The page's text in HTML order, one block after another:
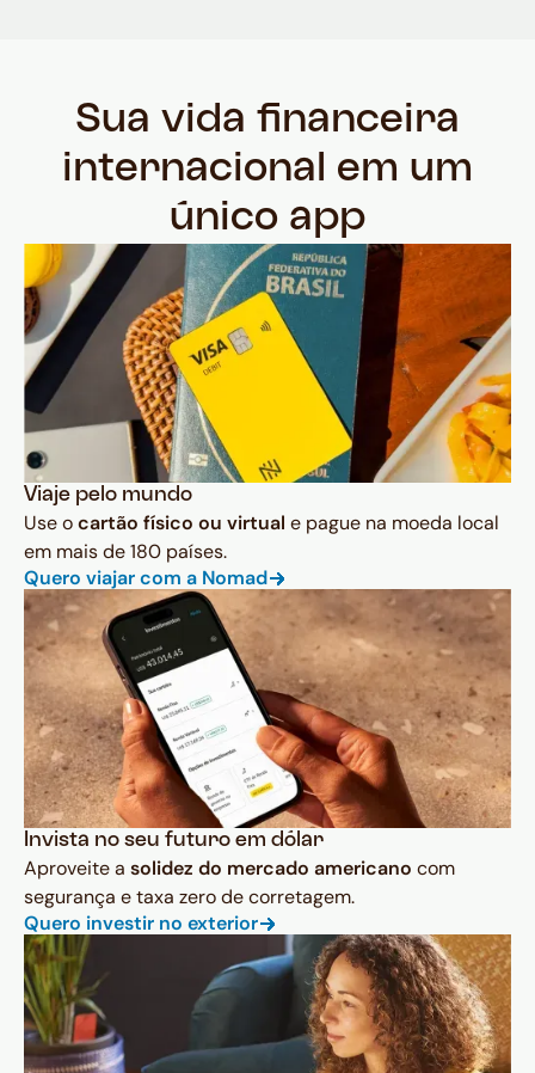
Sua vida financeira
internacional em um
único app
Viaje pelo mundo
Use ocartão físico ou virtual e pague na moeda local
em mais de 180 países.
Quero viajar com a Nomad
Invista no seu futuro em dólar
Aproveite a solidez do mercado americano com
segurança e taxa zero de corretagem.
Quero investir no exterior